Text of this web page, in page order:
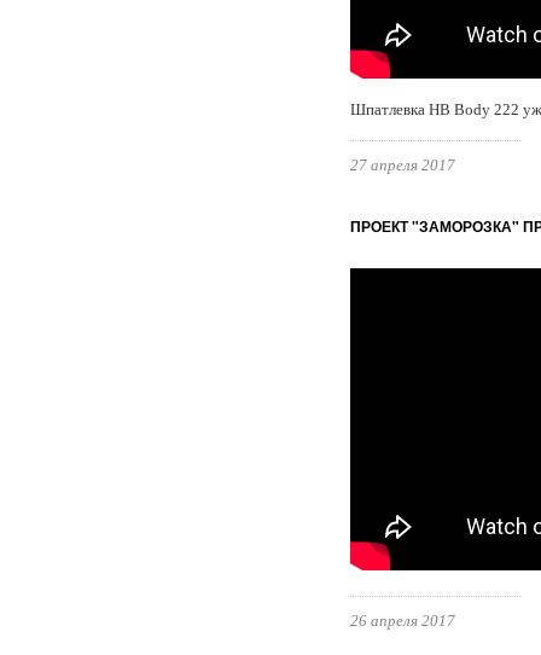
Шпатлевка HB Body 222
27 апреля 2017
ПРОЕКТ "ЗАМОРОЗКА"
26 апреля 2017